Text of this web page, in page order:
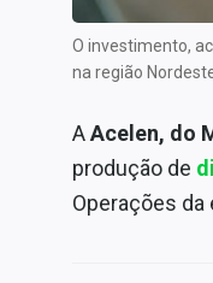
Expediente
Contato
O investimento,
na região
AAcelen, do
produção de
Operações da